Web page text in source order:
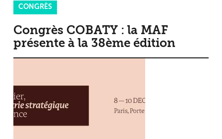
CONGRÈS
Congrès COBATY : la MAF
présente à la 38ème édition